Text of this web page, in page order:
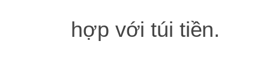
hợp với túi tiền.